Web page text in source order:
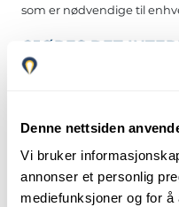
Denne nettsiden
Vi bruker
annonser et personlig
mediefunksjoner og for
som er nødvendige til
GJØRES DET
OVERFØRINGER?
internasjonale
HVOR LENGE
INFORMASJONEN?